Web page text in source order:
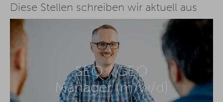
Diese Stellen schreiben wir aktuell aus
SEO / GEO
Manager (m/w/d)